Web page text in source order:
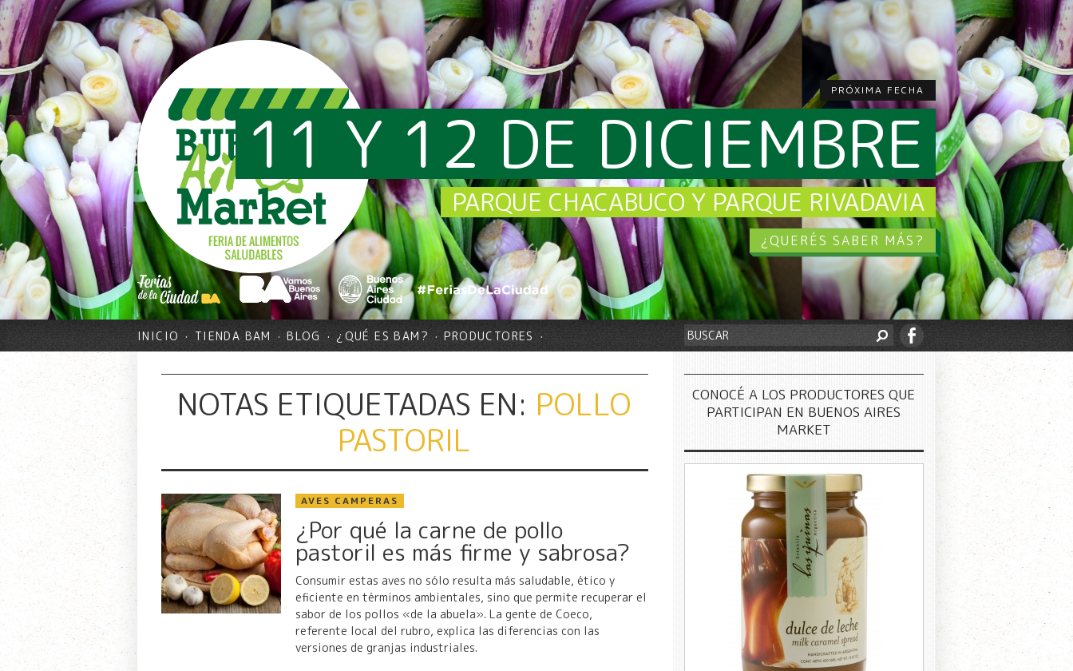
PRÓXIMA FECHA
11 Y 12 DE DICIEMBRE
PARQUE CHACABUCO Y PARQUE RIVADAVIA
¿QUERÉS SABER MÁS?
INICIO TIENDA BAM BLOG ¿QUÉ ES BAM? PRODUCTORES
NOTAS ETIQUETADAS EN: POLLO
PASTORIL
AVES CAMPERAS
¿Por qué la carne de pollo
pastoril es más firme y sabrosa?
Consumir estas aves no sólo resulta más saludable, ético y
eficiente en términos ambientales, sino que permite recuperar el
sabor de los pollos «de la abuela». La gente de Coeco,
referente local del rubro, explica las diferencias con las
versiones de granjas industriales.
CONOCÉ A LOS PRODUCTORES QUE
PARTICIPAN EN BUENOS AIRES
MARKET